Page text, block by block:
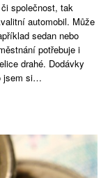
společnost, tak
automobil. Může
sedan nebo
potřebuje i
drahé. Dodávky
jsem si…